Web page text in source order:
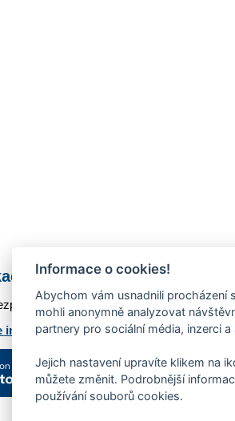
Mobilní rozhlas
odstávky, poruchy a výpadky
informací o aplikaci
Informace o cookies!
Abychom vám usnadnili procházení
mohli anonymně analyzovat
partnery pro sociální média, inzerci a
Jejich nastavení upravíte klikem na
můžete změnit. Podrobnější
používání souborů cookies.